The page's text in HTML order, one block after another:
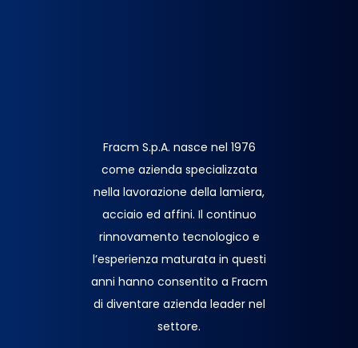
Fracm S.p.A. nasce nel 1976
come azienda specializzata
nella lavorazione della lamiera,
acciaio ed affini. Il continuo
rinnovamento tecnologico e
l’esperienza maturata in questi
anni hanno consentito a Fracm
di diventare azienda leader nel
settore.